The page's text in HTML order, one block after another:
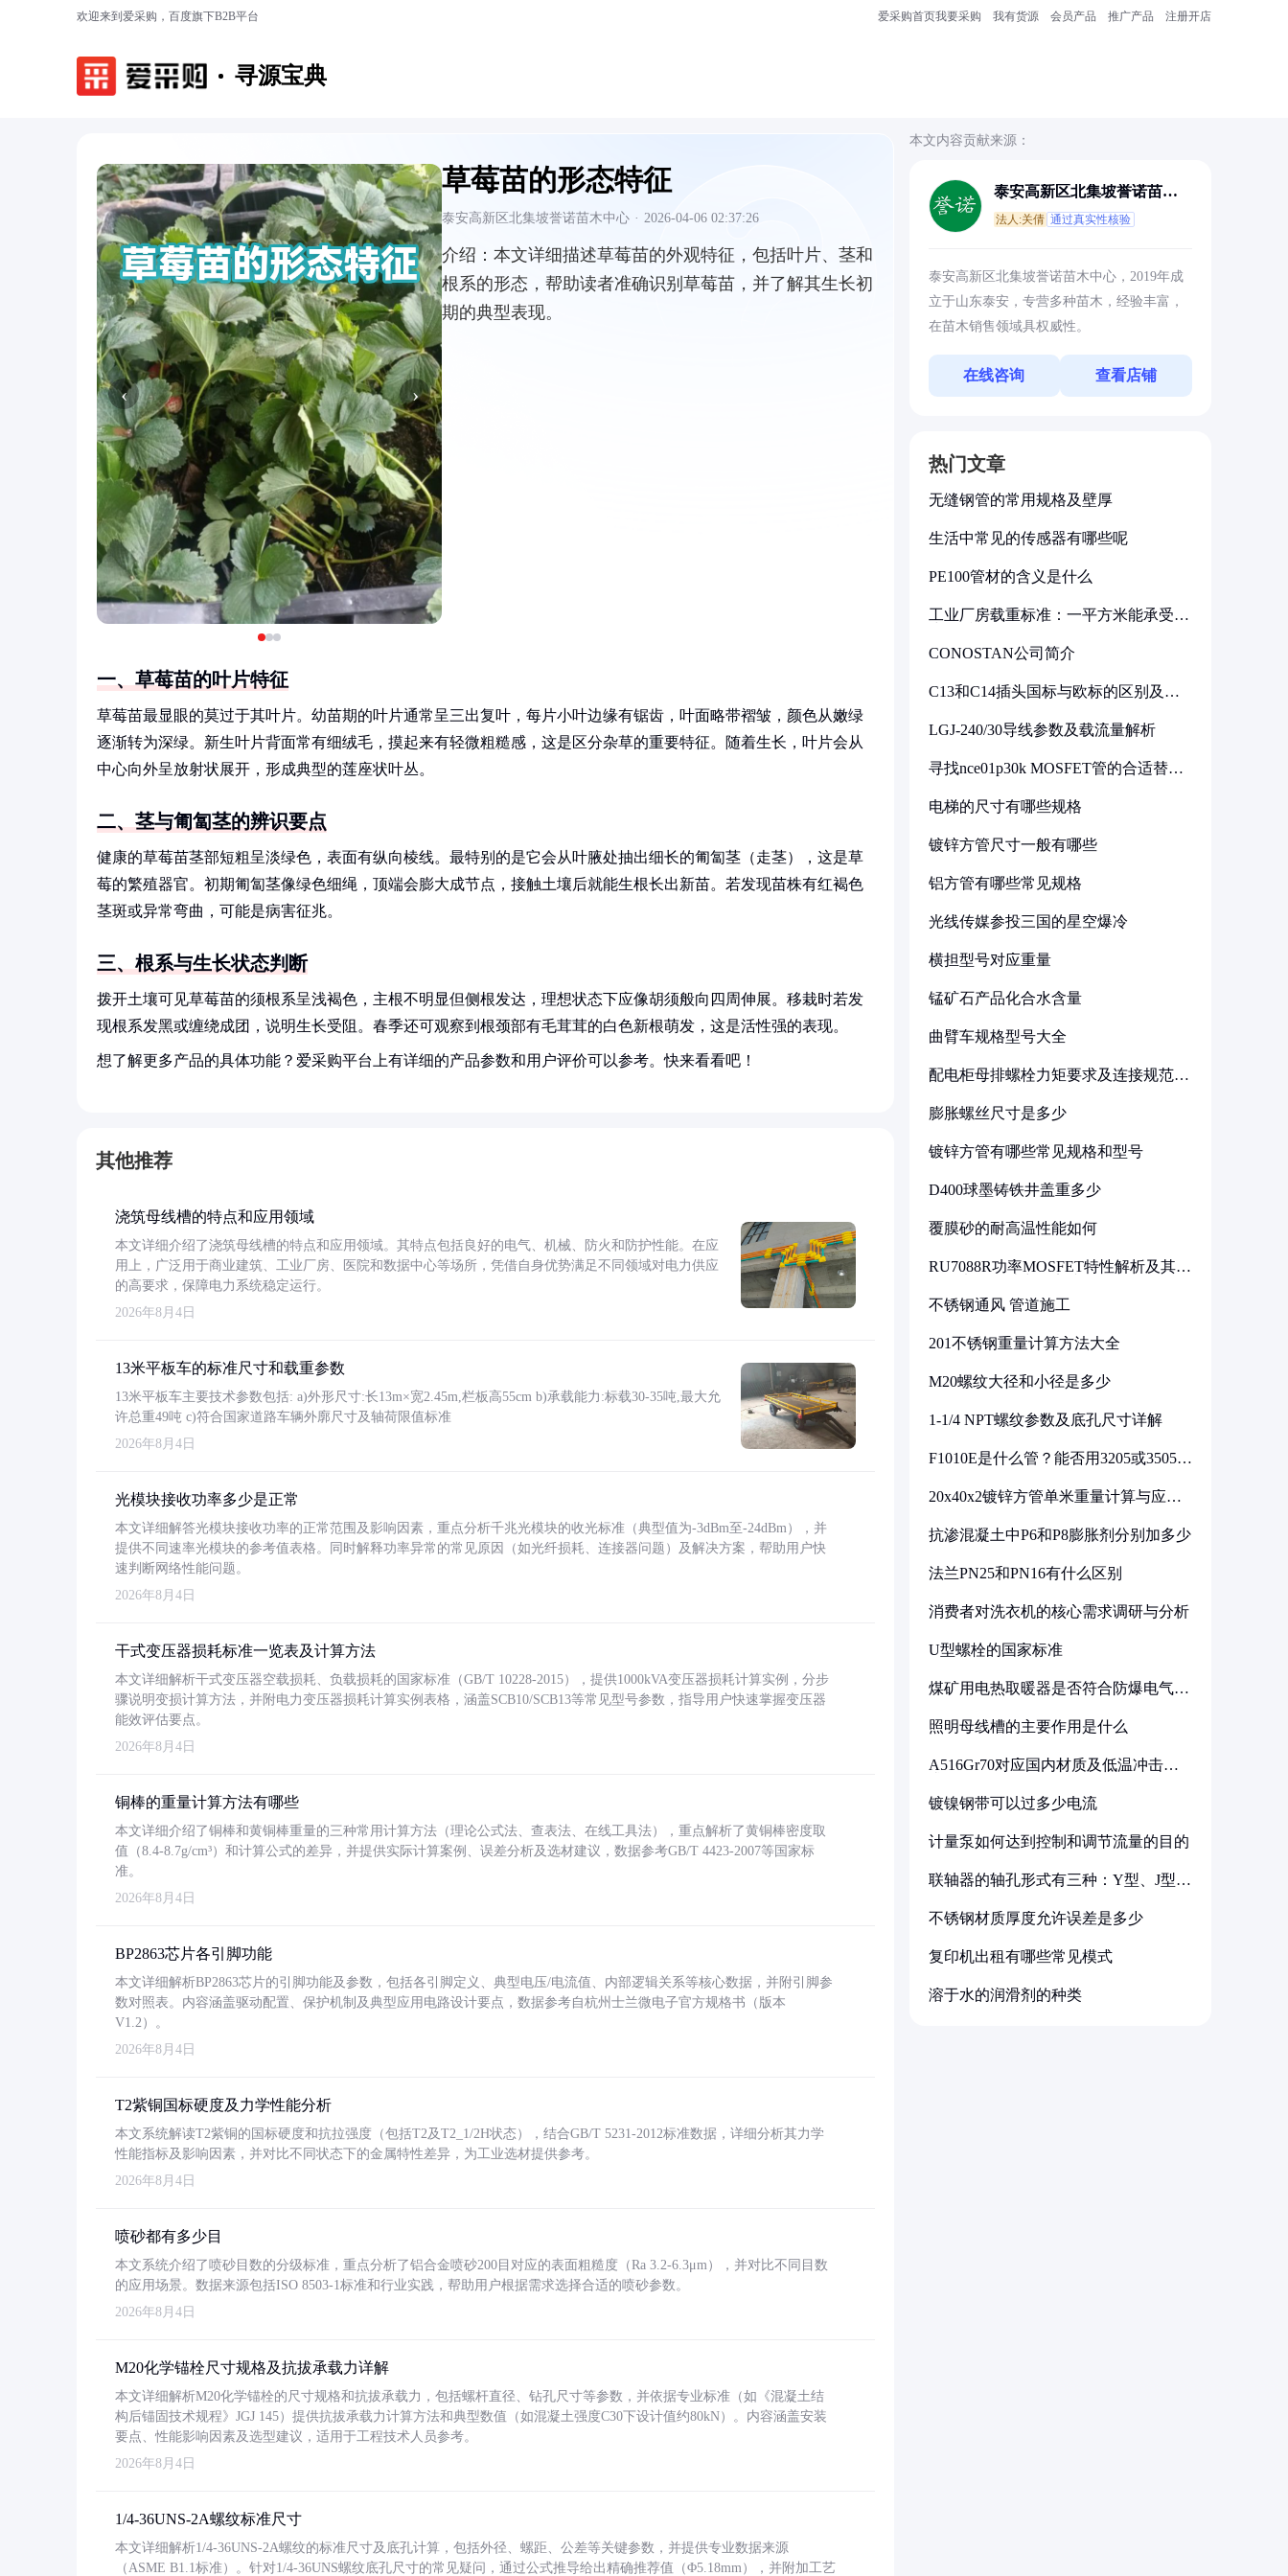
欢迎来到爱采购，百度旗下B2B平台 爱采购首页我要采购 我有货源 会员产品 推广产品 注册开店
寻源宝典
‹ ›
草莓苗的形态特征
泰安高新区北集坡誉诺苗木中心 · 2026-04-06 02:37:26
介绍： 本文详细描述草莓苗的外观特征，包括叶片、茎和
根系的形态，帮助读者准确识别草莓苗，并了解其生长初
期的典型表现。
一、草莓苗的叶片特征
草莓苗最显眼的莫过于其叶片。幼苗期的叶片通常呈三出复叶，每片小叶边缘有锯齿，叶面略带褶皱，颜色从嫩绿
逐渐转为深绿。新生叶片背面常有细绒毛，摸起来有轻微粗糙感，这是区分杂草的重要特征。随着生长，叶片会从
中心向外呈放射状展开，形成典型的莲座状叶丛。
二、茎与匍匐茎的辨识要点
健康的草莓苗茎部短粗呈淡绿色，表面有纵向棱线。最特别的是它会从叶腋处抽出细长的匍匐茎（走茎），这是草
莓的繁殖器官。初期匍匐茎像绿色细绳，顶端会膨大成节点，接触土壤后就能生根长出新苗。若发现苗株有红褐色
茎斑或异常弯曲，可能是病害征兆。
三、根系与生长状态判断
拨开土壤可见草莓苗的须根系呈浅褐色，主根不明显但侧根发达，理想状态下应像胡须般向四周伸展。移栽时若发
现根系发黑或缠绕成团，说明生长受阻。春季还可观察到根颈部有毛茸茸的白色新根萌发，这是活性强的表现。
想了解更多产品的具体功能？爱采购平台上有详细的产品参数和用户评价可以参考。快来看看吧！
其他推荐
浇筑母线槽的特点和应用领域
本文详细介绍了浇筑母线槽的特点和应用领域。其特点包括良好的电气、机械、防火和防护性能。在应
用上，广泛用于商业建筑、工业厂房、医院和数据中心等场所，凭借自身优势满足不同领域对电力供应
的高要求，保障电力系统稳定运行。
2026年8月4日
13米平板车的标准尺寸和载重参数
13米平板车主要技术参数包括: a)外形尺寸:长13m×宽2.45m,栏板高55cm b)承载能力:标载30-35吨,最大允
许总重49吨 c)符合国家道路车辆外廓尺寸及轴荷限值标准
2026年8月4日
光模块接收功率多少是正常
本文详细解答光模块接收功率的正常范围及影响因素，重点分析千兆光模块的收光标准（典型值为-3dBm至-24dBm），并
提供不同速率光模块的参考值表格。同时解释功率异常的常见原因（如光纤损耗、连接器问题）及解决方案，帮助用户快
速判断网络性能问题。
2026年8月4日
干式变压器损耗标准一览表及计算方法
本文详细解析干式变压器空载损耗、负载损耗的国家标准（GB/T 10228-2015），提供1000kVA变压器损耗计算实例，分步
骤说明变损计算方法，并附电力变压器损耗计算实例表格，涵盖SCB10/SCB13等常见型号参数，指导用户快速掌握变压器
能效评估要点。
2026年8月4日
铜棒的重量计算方法有哪些
本文详细介绍了铜棒和黄铜棒重量的三种常用计算方法（理论公式法、查表法、在线工具法），重点解析了黄铜棒密度取
值（8.4-8.7g/cm³）和计算公式的差异，并提供实际计算案例、误差分析及选材建议，数据参考GB/T 4423-2007等国家标
准。
2026年8月4日
BP2863芯片各引脚功能
本文详细解析BP2863芯片的引脚功能及参数，包括各引脚定义、典型电压/电流值、内部逻辑关系等核心数据，并附引脚参
数对照表。内容涵盖驱动配置、保护机制及典型应用电路设计要点，数据参考自杭州士兰微电子官方规格书（版本
V1.2）。
2026年8月4日
T2紫铜国标硬度及力学性能分析
本文系统解读T2紫铜的国标硬度和抗拉强度（包括T2及T2_1/2H状态），结合GB/T 5231-2012标准数据，详细分析其力学
性能指标及影响因素，并对比不同状态下的金属特性差异，为工业选材提供参考。
2026年8月4日
喷砂都有多少目
本文系统介绍了喷砂目数的分级标准，重点分析了铝合金喷砂200目对应的表面粗糙度（Ra 3.2-6.3μm），并对比不同目数
的应用场景。数据来源包括ISO 8503-1标准和行业实践，帮助用户根据需求选择合适的喷砂参数。
2026年8月4日
M20化学锚栓尺寸规格及抗拔承载力详解
本文详细解析M20化学锚栓的尺寸规格和抗拔承载力，包括螺杆直径、钻孔尺寸等参数，并依据专业标准（如《混凝土结
构后锚固技术规程》JGJ 145）提供抗拔承载力计算方法和典型数值（如混凝土强度C30下设计值约80kN）。内容涵盖安装
要点、性能影响因素及选型建议，适用于工程技术人员参考。
2026年8月4日
1/4-36UNS-2A螺纹标准尺寸
本文详细解析1/4-36UNS-2A螺纹的标准尺寸及底孔计算，包括外径、螺距、公差等关键参数，并提供专业数据来源
（ASME B1.1标准）。针对1/4-36UNS螺纹底孔尺寸的常见疑问，通过公式推导给出精确推荐值（Φ5.18mm），并附加工艺
本文内容贡献来源：
泰安高新区北集坡誉诺苗木
法人:关倩 通过真实性核验
泰安高新区北集坡誉诺苗木中心，2019年成
立于山东泰安，专营多种苗木，经验丰富，
在苗木销售领域具权威性。
在线咨询 查看店铺
热门文章
无缝钢管的常用规格及壁厚
生活中常见的传感器有哪些呢
PE100管材的含义是什么
工业厂房载重标准：一平方米能承受多
CONOSTAN公司简介
C13和C14插头国标与欧标的区别及其
LGJ-240/30导线参数及载流量解析
寻找nce01p30k MOSFET管的合适替代
电梯的尺寸有哪些规格
镀锌方管尺寸一般有哪些
铝方管有哪些常见规格
光线传媒参投三国的星空爆冷
横担型号对应重量
锰矿石产品化合水含量
曲臂车规格型号大全
配电柜母排螺栓力矩要求及连接规范详
膨胀螺丝尺寸是多少
镀锌方管有哪些常见规格和型号
D400球墨铸铁井盖重多少
覆膜砂的耐高温性能如何
RU7088R功率MOSFET特性解析及其在
不锈钢通风 管道施工
201不锈钢重量计算方法大全
M20螺纹大径和小径是多少
1-1/4 NPT螺纹参数及底孔尺寸详解
F1010E是什么管？能否用3205或3505代
20x40x2镀锌方管单米重量计算与应用
抗渗混凝土中P6和P8膨胀剂分别加多少
法兰PN25和PN16有什么区别
消费者对洗衣机的核心需求调研与分析
U型螺栓的国家标准
煤矿用电热取暖器是否符合防爆电气设
照明母线槽的主要作用是什么
A516Gr70对应国内材质及低温冲击要
镀镍钢带可以过多少电流
计量泵如何达到控制和调节流量的目的
联轴器的轴孔形式有三种：Y型、J型、
不锈钢材质厚度允许误差是多少
复印机出租有哪些常见模式
溶于水的润滑剂的种类